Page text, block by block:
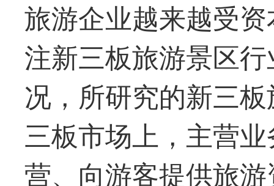
旅游企业越来越受
注新三板旅游景区
况，所研究的新三
三板市场上，主营
营、向游客提供旅